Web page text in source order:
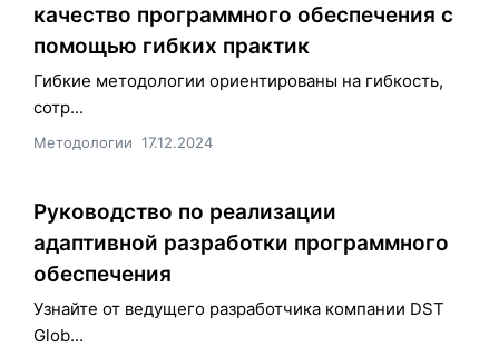
качество программного обеспечения с
помощью гибких практик
Гибкие методологии ориентированы на гибкость,
сотр...
Методологии 17.12.2024
Руководство по реализации
адаптивной разработки программного
обеспечения
Узнайте от ведущего разработчика компании DST
Glob...